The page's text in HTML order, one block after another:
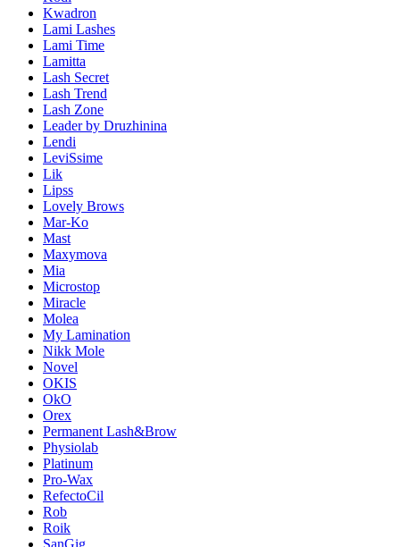
Kwadron
Lami Lashes
Lami Time
Lamitta
Lash Secret
Lash Trend
Lash Zone
Leader by Druzhinina
Lendi
LeviSsime
Lik
Lipss
Lovely Brows
Mar-Ko
Mast
Maxymova
Mia
Microstop
Miracle
Molea
My Lamination
Nikk Mole
Novel
OKIS
OkO
Orex
Permanent Lash&Brow
Physiolab
Platinum
Pro-Wax
RefectoCil
Rob
Roik
SanGig